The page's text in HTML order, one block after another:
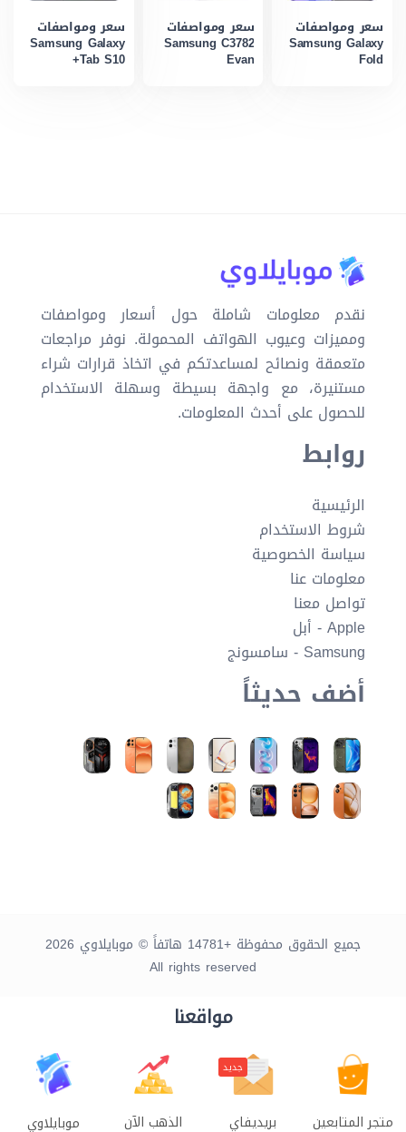
سعر ومواصفات
Samsung Galaxy
Fold
سعر ومواصفات
Samsung C3782
Evan
سعر ومواصفات
Samsung Galaxy
Tab S10+
نقدم معلومات شاملة حول أسعار ومواصفات
ومميزات وعيوب الهواتف المحمولة. نوفر مراجعات
متعمقة ونصائح لمساعدتكم في اتخاذ قرارات شراء
مستنيرة، مع واجهة بسيطة وسهلة الاستخدام
للحصول على أحدث المعلومات.
روابط
الرئيسية
شروط الاستخدام
سياسة الخصوصية
معلومات عنا
تواصل معنا
Apple - أبل
Samsung - سامسونج
أضف حديثاً
جميع الحقوق محفوظة +14781 هاتفاً © موبايلاوي 2026
All rights reserved